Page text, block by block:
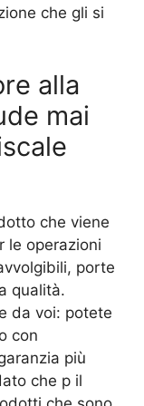
che gli si
alla
mai
che viene
le operazioni
porte
qualità.
da voi: potete
con
più
che p il